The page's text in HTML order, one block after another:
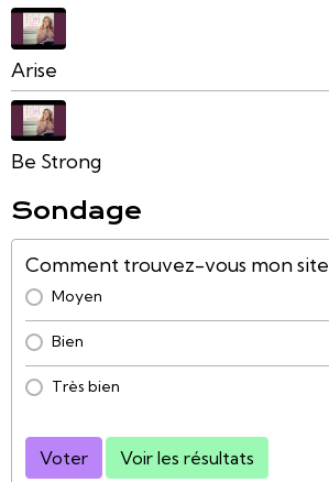
Arise
Be Strong
Sondage
Comment trouvez-vous mon site
Moyen
Bien
Très bien
Voter Voir les résultats